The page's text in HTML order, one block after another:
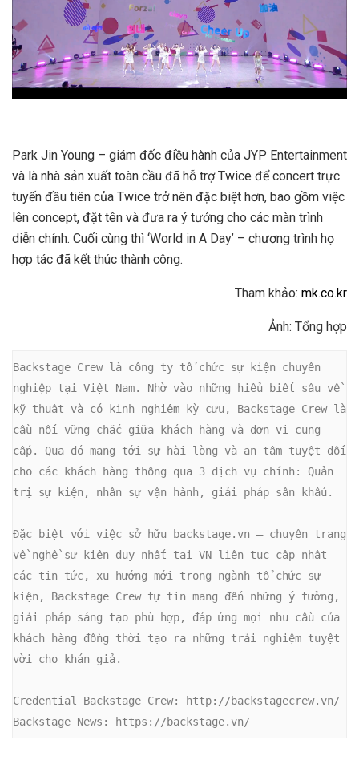
Park Jin Young – giám đốc điều hành của JYP Entertainment
và là nhà sản xuất toàn cầu đã hỗ trợ Twice để concert trực
tuyến đầu tiên của Twice trở nên đặc biệt hơn, bao gồm việc
lên concept, đặt tên và đưa ra ý tưởng cho các màn trình
diễn chính. Cuối cùng thì ‘World in A Day’ – chương trình họ
hợp tác đã kết thúc thành công.
Tham khảo: mk.co.kr
Ảnh: Tổng hợp
Backstage Crew là công ty tổ chức sự kiện chuyên
nghiệp tại Việt Nam. Nhờ vào những hiểu biết sâu về
kỹ thuật và có kinh nghiệm kỳ cựu, Backstage Crew là
cầu nối vững chắc giữa khách hàng và đơn vị cung
cấp. Qua đó mang tới sự hài lòng và an tâm tuyệt đối
cho các khách hàng thông qua 3 dịch vụ chính: Quản
trị sự kiện, nhân sự vận hành, giải pháp sân khấu.
Đặc biệt với việc sở hữu backstage.vn – chuyên trang
về nghề sự kiện duy nhất tại VN liên tục cập nhật
các tin tức, xu hướng mới trong ngành tổ chức sự
kiện, Backstage Crew tự tin mang đến những ý tưởng,
giải pháp sáng tạo phù hợp, đáp ứng mọi nhu cầu của
khách hàng đồng thời tạo ra những trải nghiệm tuyệt
vời cho khán giả.
Credential Backstage Crew: http://backstagecrew.vn/
Backstage News: https://backstage.vn/